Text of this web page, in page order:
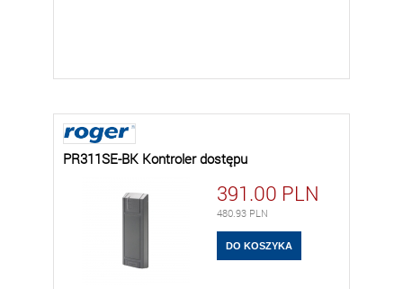
PR311SE-BK Kontroler dostępu
391.00 PLN
480.93 PLN